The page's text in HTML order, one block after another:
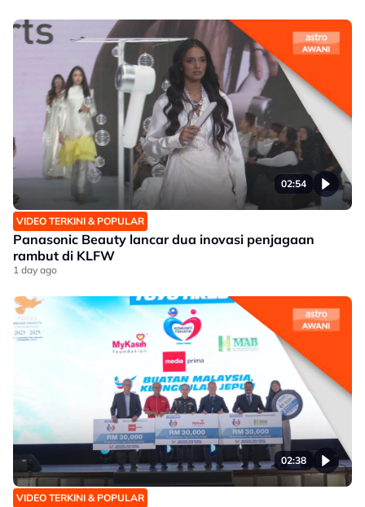
02:54
VIDEO TERKINI & POPULAR
Panasonic Beauty lancar dua inovasi penjagaan
rambut di KLFW
1 day ago
02:38
VIDEO TERKINI & POPULAR